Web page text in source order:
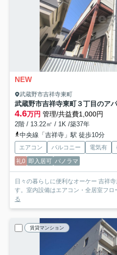
NEW
武蔵野市吉祥寺東町
武蔵野市吉祥寺東町３丁目のア
4.6万円 管理/共益費1,000円
2階 / 13.22㎡ / 1K /築37年
中央線「吉祥寺」駅 徒歩10分
エアコン バルコニー 電気有
礼0 即入居可 パノラマ
日々の暮らしに便利なオーケー 吉祥
す。室内設備はエアコン・全居室フロ
る
賃貸マンション